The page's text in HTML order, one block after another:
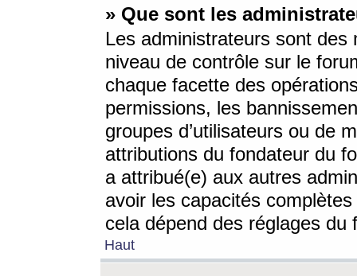
» Que sont les
Les administrateurs sont
niveau de contrôle sur le
chaque facette des
permissions, les
groupes d’utilisateurs ou de
attributions du fondateur du
a attribué(e) aux autres
avoir les capacités
cela dépend des réglages du
Haut